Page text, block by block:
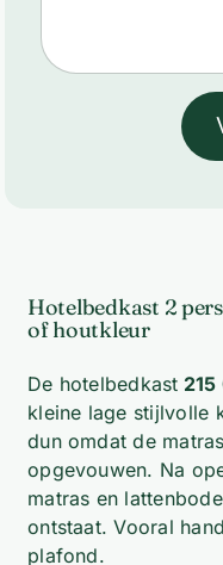
Hotelbedkast 2
of houtkleur
De hotelbedkast
kleine lage stijlvolle
dun omdat de
opgevouwen. Na
matras en
ontstaat. Vooral
plafond.